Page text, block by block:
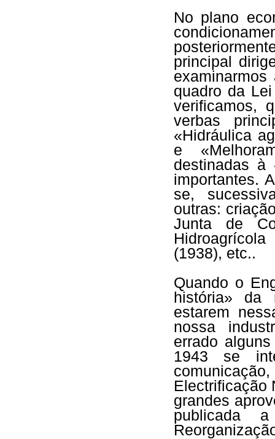
No plano
principal
quadro da
verificamos,
verbas
«Hidráulica
e
destinadas à
importantes.
se,
outras:
Junta de
(1938), etc..
Quando o
história» da
estarem
nossa
errado
1943 se
Electrificação
grandes
publicada